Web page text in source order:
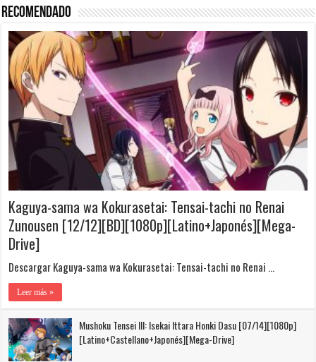
Recomendado
Kaguya-sama wa Kokurasetai: Tensai-tachi no Renai
Zunousen [12/12][BD][1080p][Latino+Japonés][Mega-
Drive]
Descargar Kaguya-sama wa Kokurasetai: Tensai-tachi no Renai …
Leer más »
Mushoku Tensei III: Isekai Ittara Honki Dasu [07/14][1080p]
[Latino+Castellano+Japonés][Mega-Drive]